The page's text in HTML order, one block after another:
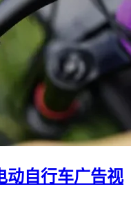
动自行车广告视